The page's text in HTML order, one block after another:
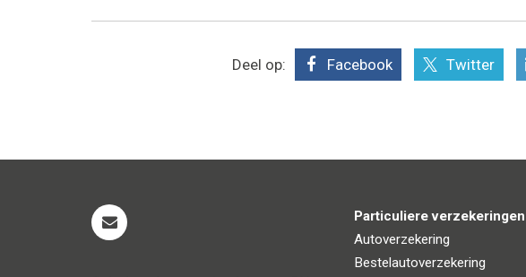
Deel op: Facebook Twitter
Particuliere verzekeringen
Autoverzekering
Bestelautoverzekering